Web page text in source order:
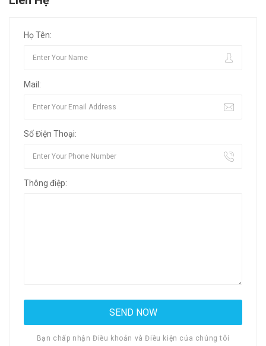
Họ Tên:
Mail:
Số Điện Thoại:
Thông điệp:
Bạn chấp nhận Điều khoản và Điều kiện của chúng tôi